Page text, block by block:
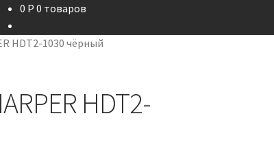
0 P 0 товаров
HDT2-1030 чёрный
HDT2-